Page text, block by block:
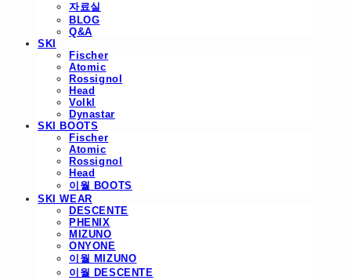
자료실
BLOG
Q&A
SKI
Fischer
Atomic
Rossignol
Head
Volkl
Dynastar
SKI BOOTS
Fischer
Atomic
Rossignol
Head
이월 BOOTS
SKI WEAR
DESCENTE
PHENIX
MIZUNO
ONYONE
이월 MIZUNO
이월 DESCENTE